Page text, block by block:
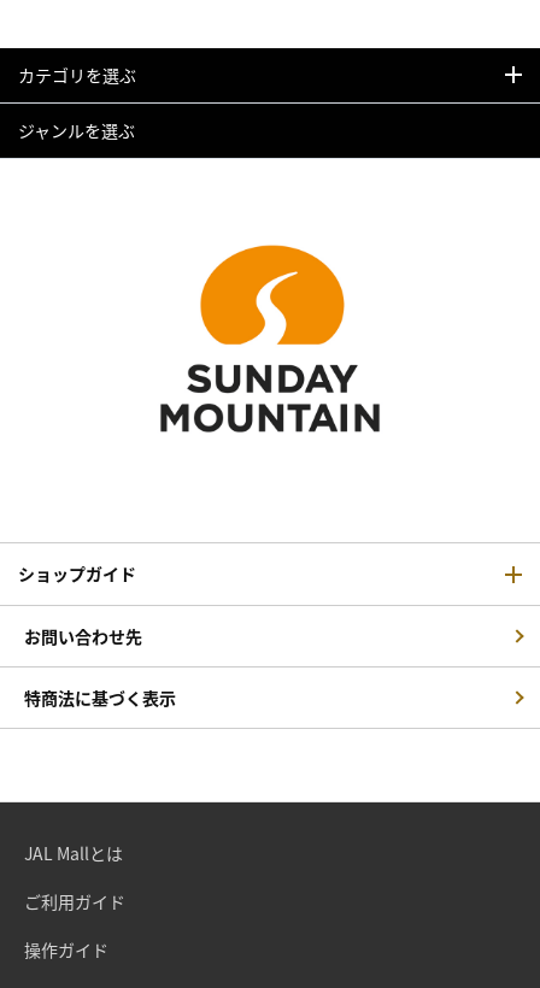
カテゴリを選ぶ
ジャンルを選ぶ
ショップガイド
お問い合わせ先
特商法に基づく表示
JAL Mallとは
ご利用ガイド
操作ガイド